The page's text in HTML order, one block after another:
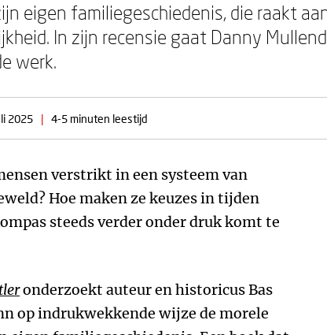
eigen familiegeschiedenis, die raakt
In zijn recensie gaat Danny
werk.
2025 | 4-5 minuten leestijd
verstrikt in een systeem van
Hoe maken ze keuzes in tijden
steeds verder onder druk komt te
onderzoekt auteur en historicus Bas
op indrukwekkende wijze de morele